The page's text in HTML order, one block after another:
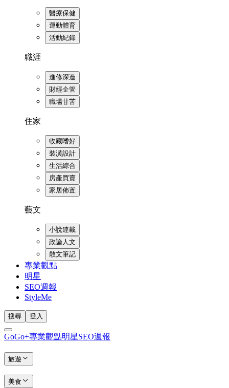
醫療保健
運動體育
活動紀錄
職涯
進修深造
財經企管
職場甘苦
住家
收藏嗜好
裝潢設計
生活綜合
房產買賣
家居佈置
藝文
小說連載
政論人文
散文筆記
專業觀點
明星
SEO週報
StyleMe
搜尋 登入
GoGo+專業觀點明星SEO週報
旅遊
美食